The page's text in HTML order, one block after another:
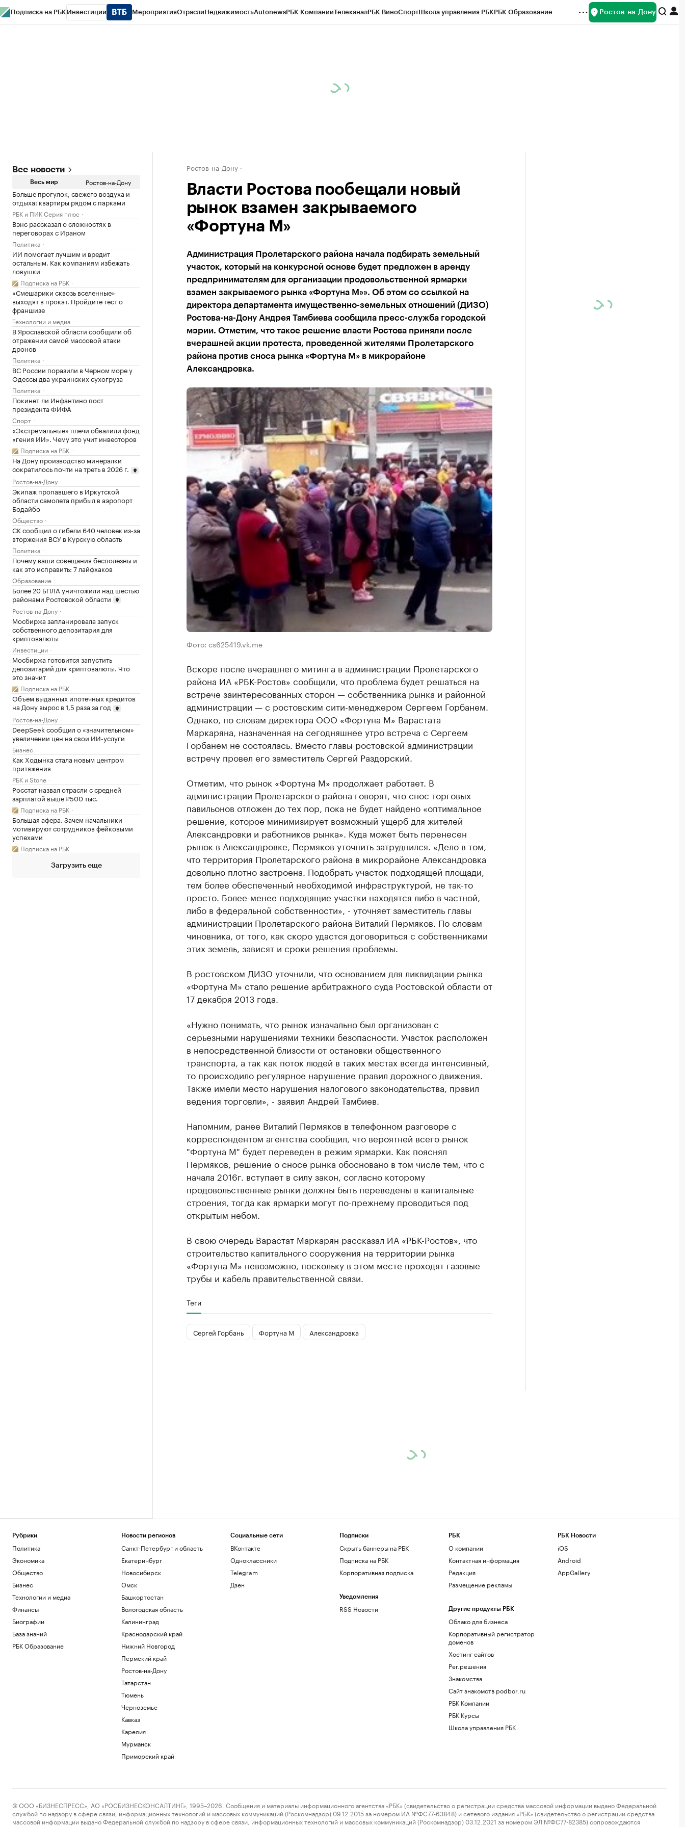
Подписка на РБК Инвестиции МероприятияОтраслиНедвижимостьAutonewsРБК КомпанииТелеканалРБК ВиноСпортШкола управления РБКРБК Образование Ростов-на-Дону
Все новости
Весь мир Ростов-на-Дону
Больше прогулок, свежего воздуха и
отдыха: квартиры рядом с парками
РБК и ПИК Серия плюс
Вэнс рассказал о сложностях в
переговорах с Ираном
Политика
ИИ помогает лучшим и вредит
остальным. Как компаниям избежать
ловушки
Подписка на РБК
«Смешарики сквозь вселенные»
выходят в прокат. Пройдите тест о
франшизе
Технологии и медиа
В Ярославской области сообщили об
отражении самой массовой атаки
дронов
Политика
ВС России поразили в Черном море у
Одессы два украинских сухогруза
Политика
Покинет ли Инфантино пост
президента ФИФА
Спорт
«Экстремальные» плечи обвалили фонд
«гения ИИ». Чему это учит инвесторов
Подписка на РБК
На Дону производство минералки
сократилось почти на треть в 2026 г.
Ростов-на-Дону
Экипаж пропавшего в Иркутской
области самолета прибыл в аэропорт
Бодайбо
Общество
СК сообщил о гибели 640 человек из-за
вторжения ВСУ в Курскую область
Политика
Почему ваши совещания бесполезны и
как это исправить: 7 лайфхаков
Образование
Более 20 БПЛА уничтожили над шестью
районами Ростовской области
Ростов-на-Дону
Мосбиржа запланировала запуск
собственного депозитария для
криптовалюты
Инвестиции
Мосбиржа готовится запустить
депозитарий для криптовалюты. Что
это значит
Подписка на РБК
Объем выданных ипотечных кредитов
на Дону вырос в 1,5 раза за год
Ростов-на-Дону
DeepSeek сообщил о «значительном»
увеличении цен на свои ИИ-услуги
Бизнес
Как Ходынка стала новым центром
притяжения
РБК и Stone
Росстат назвал отрасли с средней
зарплатой выше ₽500 тыс.
Подписка на РБК
Большая афера. Зачем начальники
мотивируют сотрудников фейковыми
успехами
Подписка на РБК
Загрузить еще
Ростов-на-Дону
Власти Ростова пообещали новый
рынок взамен закрываемого
«Фортуна М»
Администрация Пролетарского района начала подбирать земельный
участок, который на конкурсной основе будет предложен в аренду
предпринимателям для организации продовольственной ярмарки
взамен закрываемого рынка «Фортуна М»». Об этом со ссылкой на
директора департамента имущественно-земельных отношений (ДИЗО)
Ростова-на-Дону Андрея Тамбиева сообщила пресс-служба городской
мэрии. Отметим, что такое решение власти Ростова приняли после
вчерашней акции протеста, проведенной жителями Пролетарского
района против сноса рынка «Фортуна М» в микрорайоне
Александровка.
Фото: cs625419.vk.me
Вскоре после вчерашнего митинга в администрации Пролетарского
района ИА «РБК-Ростов» сообщили, что проблема будет решаться на
встрече заинтересованных сторон — собственника рынка и районной
администрации — с ростовским сити-менеджером Сергеем Горбанем.
Однако, по словам директора ООО «Фортуна М» Варастата
Маркаряна, назначенная на сегодняшнее утро встреча с Сергеем
Горбанем не состоялась. Вместо главы ростовской администрации
встречу провел его заместитель Сергей Раздорский.
Отметим, что рынок «Фортуна М» продолжает работает. В
администрации Пролетарского района говорят, что снос торговых
павильонов отложен до тех пор, пока не будет найдено «оптимальное
решение, которое минимизирует возможный ущерб для жителей
Александровки и работников рынка». Куда может быть перенесен
рынок в Александровке, Пермяков уточнить затруднился. «Дело в том,
что территория Пролетарского района в микрорайоне Александровка
довольно плотно застроена. Подобрать участок подходящей площади,
тем более обеспеченный необходимой инфраструктурой, не так-то
просто. Более-менее подходящие участки находятся либо в частной,
либо в федеральной собственности», - уточняет заместитель главы
администрации Пролетарского района Виталий Пермяков. По словам
чиновника, от того, как скоро удастся договориться с собственниками
этих земель, зависят и сроки решения проблемы.
В ростовском ДИЗО уточнили, что основанием для ликвидации рынка
«Фортуна М» стало решение арбитражного суда Ростовской области от
17 декабря 2013 года.
«Нужно понимать, что рынок изначально был организован с
серьезными нарушениями техники безопасности. Участок расположен
в непосредственной близости от остановки общественного
транспорта, а так как поток людей в таких местах всегда интенсивный,
то происходило регулярное нарушение правил дорожного движения.
Также имели место нарушения налогового законодательства, правил
ведения торговли», - заявил Андрей Тамбиев.
Напомним, ранее Виталий Пермяков в телефонном разговоре с
корреспондентом агентства сообщил, что вероятней всего рынок
"Фортуна М" будет переведен в режим ярмарки. Как пояснял
Пермяков, решение о сносе рынка обосновано в том числе тем, что с
начала 2016г. вступает в силу закон, согласно которому
продовольственные рынки должны быть переведены в капитальные
строения, тогда как ярмарки могут по-прежнему проводиться под
открытым небом.
В свою очередь Варастат Маркарян рассказал ИА «РБК-Ростов», что
строительство капитального сооружения на территории рынка
«Фортуна М» невозможно, поскольку в этом месте проходят газовые
трубы и кабель правительственной связи.
Теги
Сергей Горбань Фортуна М Александровка
Рубрики
Политика
Экономика
Общество
Бизнес
Технологии и медиа
Финансы
Биографии
База знаний
РБК Образование
Новости регионов
Санкт-Петербург и область
Екатеринбург
Новосибирск
Омск
Башкортостан
Вологодская область
Калининград
Краснодарский край
Нижний Новгород
Пермский край
Ростов-на-Дону
Татарстан
Тюмень
Черноземье
Кавказ
Карелия
Мурманск
Приморский край
Социальные сети
ВКонтакте
Одноклассники
Telegram
Дзен
Подписки
Скрыть баннеры на РБК
Подписка на РБК
Корпоративная подписка
Уведомления
RSS Новости
РБК
О компании
Контактная информация
Редакция
Размещение рекламы
Другие продукты РБК
Облако для бизнеса
Корпоративный регистратор
доменов
Хостинг сайтов
Рег.решения
Знакомства
Сайт знакомств podbor.ru
РБК Компании
РБК Курсы
Школа управления РБК
РБК Новости
iOS
Android
AppGallery
© ООО «БИЗНЕСПРЕСС», АО «РОСБИЗНЕСКОНСАЛТИНГ», 1995–2026. Сообщения и материалы информационного агентства «РБК» (свидетельство о регистрации средства массовой информации выдано Федеральной
службой по надзору в сфере связи, информационных технологий и массовых коммуникаций (Роскомнадзор) 09.12.2015 за номером ИА №ФС77-63848) и сетевого издания «РБК» (свидетельство о регистрации средства
массовой информации выдано Федеральной службой по надзору в сфере связи, информационных технологий и массовых коммуникаций (Роскомнадзор) 03.12.2021 за номером ЭЛ №ФС77-82385) сопровождаются